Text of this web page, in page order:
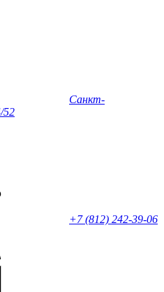
Санкт-
52
+7 (812) 242-39-06